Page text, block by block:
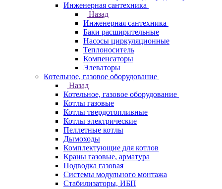
Инженерная сантехника
Назад
Инженерная сантехника
Баки расширительные
Насосы циркуляционные
Теплоноситель
Компенсаторы
Элеваторы
Котельное, газовое оборудование
Назад
Котельное, газовое оборудование
Котлы газовые
Котлы твердотопливные
Котлы электрические
Пеллетные котлы
Дымоходы
Комплектующие для котлов
Краны газовые, арматура
Подводка газовая
Системы модульного монтажа
Стабилизаторы, ИБП